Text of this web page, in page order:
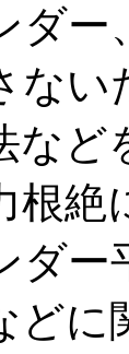
ダ
ない
な
根絶
ダ
どに